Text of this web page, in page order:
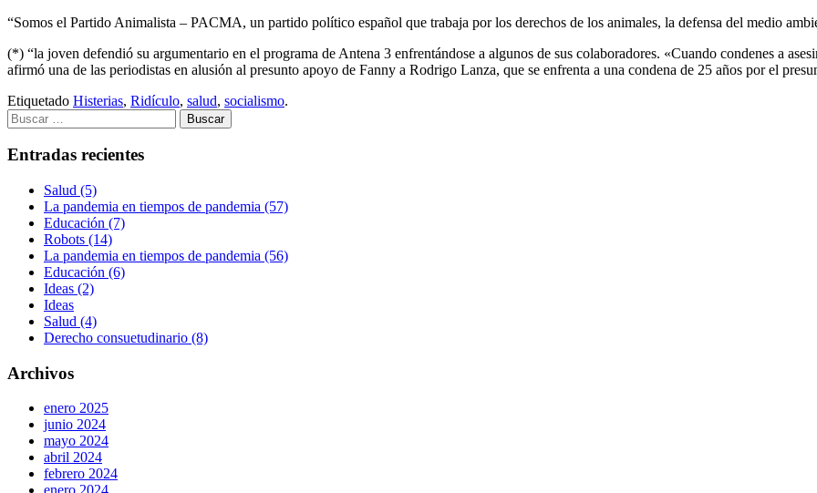
“Somos el Partido Animalista – PACMA, un partido político español que trabaja por los derechos de los animales, la defensa del medio
(*) “la joven defendió su argumentario en el programa de Antena 3 enfrentándose a algunos de sus colaboradores. «Cuando condenes a
afirmó una de las periodistas en alusión al presunto apoyo de Fanny a Rodrigo Lanza, que se enfrenta a una condena de 25 años por el
Etiquetado Histerias, Ridículo, salud, socialismo.
Buscar:
Entradas recientes
Salud (5)
La pandemia en tiempos de pandemia (57)
Educación (7)
Robots (14)
La pandemia en tiempos de pandemia (56)
Educación (6)
Ideas (2)
Ideas
Salud (4)
Derecho consuetudinario (8)
Archivos
enero 2025
junio 2024
mayo 2024
abril 2024
febrero 2024